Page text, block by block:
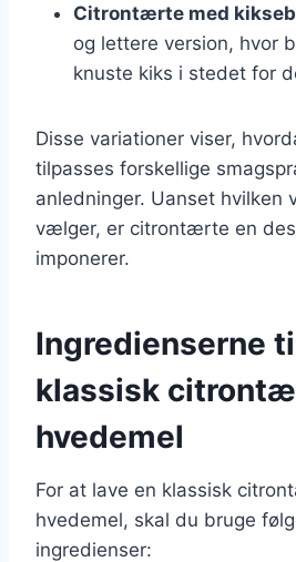
Citrontærte med
og lettere version, hvor
knuste kiks i stedet for
Disse variationer viser,
tilpasses forskellige
anledninger. Uanset hvilken
vælger, er citrontærte en
imponerer.
Ingredienserne
klassisk
hvedemel
For at lave en klassisk
hvedemel, skal du bruge
ingredienser: